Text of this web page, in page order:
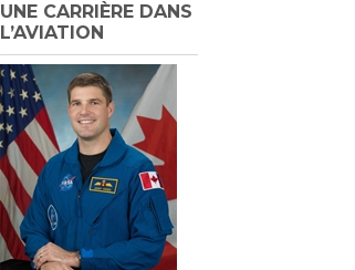
UNE CARRIÈRE DANS
L’AVIATION